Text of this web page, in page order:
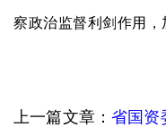
察政治监督利剑作用，
上一篇文章：省国资